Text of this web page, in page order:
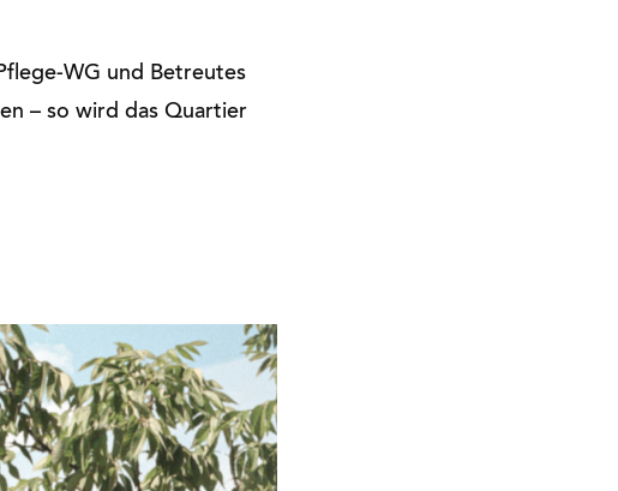
WG und Betreutes
– so wird das Quartier